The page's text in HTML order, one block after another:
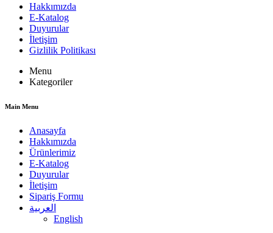
Hakkımızda
E-Katalog
Duyurular
İletişim
Gizlilik Politikası
Menu
Kategoriler
Main Menu
Anasayfa
Hakkımızda
Ürünlerimiz
E-Katalog
Duyurular
İletişim
Sipariş Formu
العربية
English